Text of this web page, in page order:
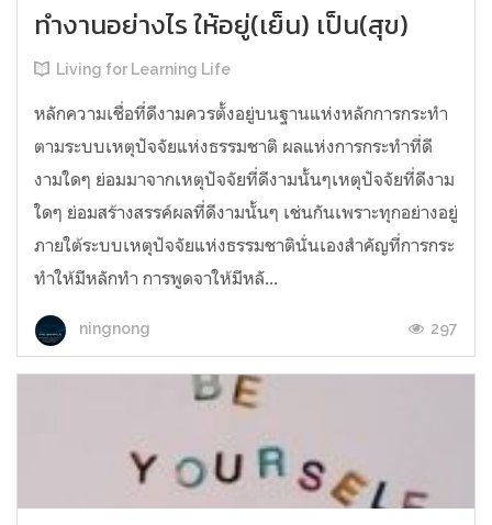
ทำงานอย่างไร ให้อยู่(เย็น) เป็น(สุข)
Living for Learning Life
หลักความเชื่อที่ดีงามควรตั้งอยู่บนฐานแห่งหลักการกระทำ
ตามระบบเหตุปัจจัยแห่งธรรมชาติ ผลแห่งการกระทำที่ดี
งามใดๆ ย่อมมาจากเหตุปัจจัยที่ดีงามนั้นๆเหตุปัจจัยที่ดีงาม
ใดๆ ย่อมสร้างสรรค์ผลที่ดีงามนั้นๆ เช่นกันเพราะทุกอย่างอยู่
ภายใต้ระบบเหตุปัจจัยแห่งธรรมชาตินั่นเองสำคัญที่การกระ
ทำให้มีหลักทำ การพูดจาให้มีหลั...
ningnong 297